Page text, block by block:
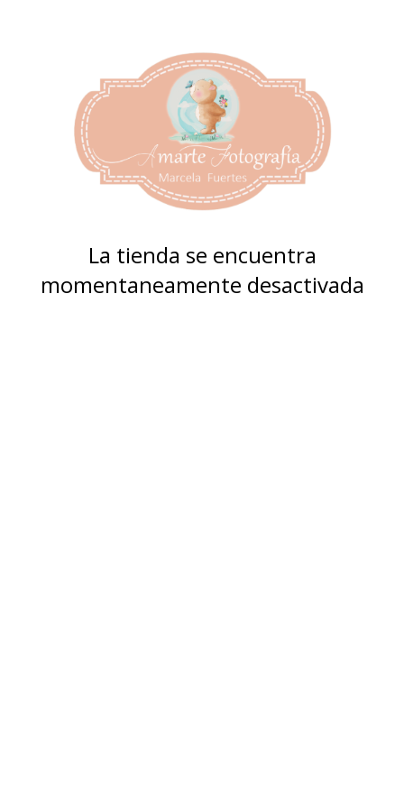
La tienda se encuentra
momentaneamente desactivada